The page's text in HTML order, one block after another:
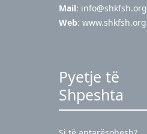
Mail: info@shkfsh.org
Web: www.shkfsh.org
Pyetje të
Shpeshta